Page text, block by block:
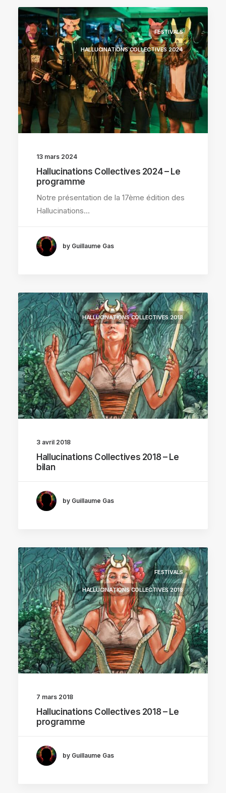
FESTIVALS
HALLUCINATIONS COLLECTIVES 2024
13 mars 2024
Hallucinations Collectives 2024 – Le
programme
Notre présentation de la 17ème édition des
Hallucinations…
by Guillaume Gas
HALLUCINATIONS COLLECTIVES 2018
3 avril 2018
Hallucinations Collectives 2018 – Le
bilan
by Guillaume Gas
FESTIVALS
HALLUCINATIONS COLLECTIVES 2018
7 mars 2018
Hallucinations Collectives 2018 – Le
programme
by Guillaume Gas